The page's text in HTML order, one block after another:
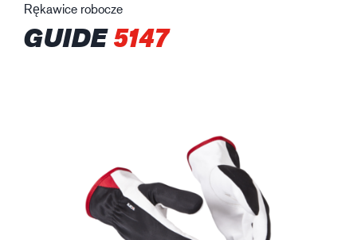
Rękawice robocze
GUIDE5147